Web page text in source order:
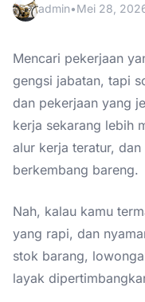
admin•Mei 28,
Mencari pekerjaan
gengsi jabatan, tapi
dan pekerjaan yang
kerja sekarang lebih
alur kerja teratur,
berkembang bareng.
Nah, kalau kamu
yang rapi, dan
stok barang,
layak